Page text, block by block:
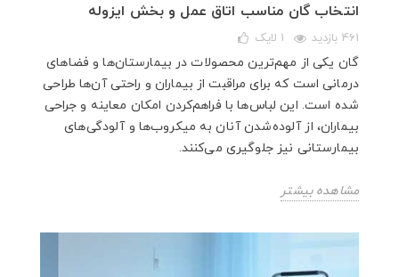
انتخاب گان مناسب اتاق عمل و بخش ایزوله
461 بازدید 1 لایک
گان یکی از مهم‌ترین محصولات در بیمارستان‌ها و فضاهای
درمانی است که برای مراقبت از بیماران و راحتی آن‌ها طراحی
شده است. این لباس‌ها با فراهم‌کردن امکان معاینه و جراحی
بیماران، از آلوده‌شدن آنان به میکروب‌ها و آلودگی‌های
بیمارستانی نیز جلوگیری می‌کنند.
مشاهده بیشتر